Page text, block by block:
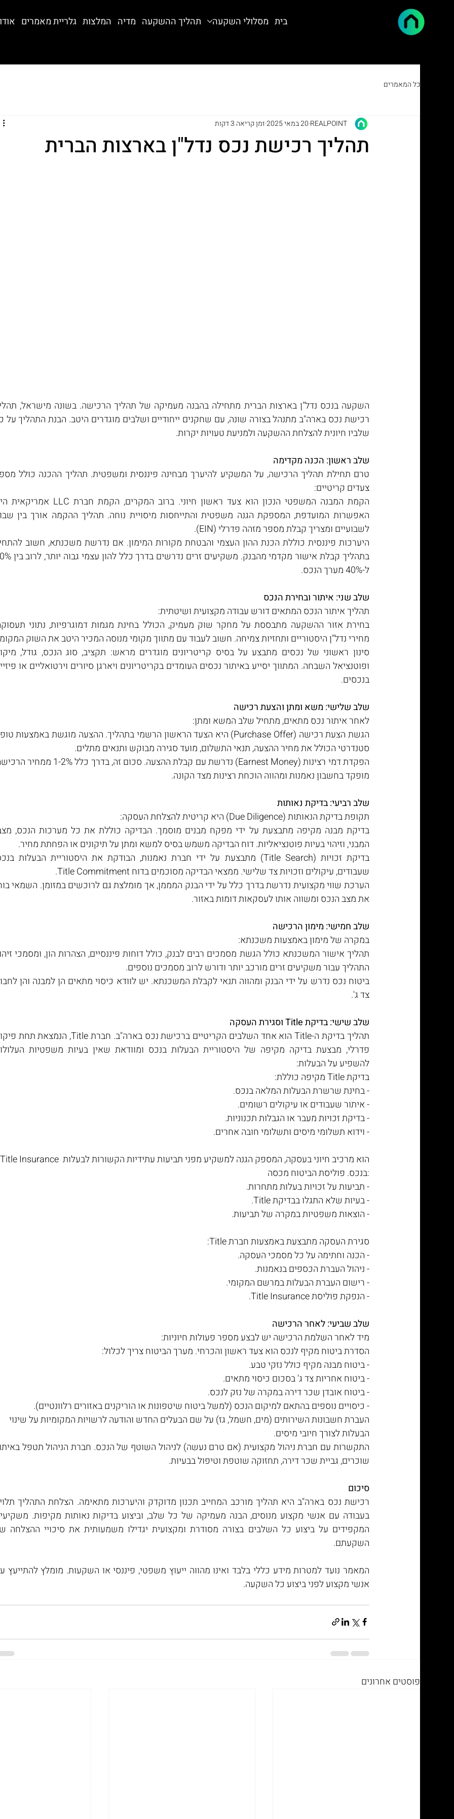
בית מסלולי השקעה תהליך ההשקעה מדיה המלצות גלריית מאמרים
כל המאמרים
תהליך רכישת נכס נדל"ן בארצות הברית
REALPOINT20 במאי 2025 זמן קריאה 3 דקות
שלביו חיונית להצלחת ההשקעה ולמניעת טעויות יקרות.
שלב ראשון: הכנה מקדימה
צעדים קריטיים:
לשבועיים ומצריך קבלת מספר מזהה פדרלי (EIN).
ל-40% מערך הנכס.
שלב שני: איתור ובחירת הנכס
תהליך איתור הנכס המתאים דורש עבודה מקצועית ושיטתית:
מחירי נדל"ן היסטוריים ותחזיות צמיחה. חשוב לעבוד עם מתווך מקומי מנוסה המכיר היטב את השוק
בנכסים.
שלב שלישי: משא ומתן והצעת רכישה
לאחר איתור נכס מתאים, מתחיל שלב המשא ומתן:
סטנדרטי הכולל את מחיר ההצעה, תנאי התשלום, מועד סגירה מבוקש ותנאים מתלים.
מופקד בחשבון נאמנות ומהווה הוכחת רצינות מצד הקונה.
שלב רביעי: בדיקת נאותות
תקופת בדיקת הנאותות (Due Diligence) היא קריטית להצלחת העסקה:
המבני, וזיהוי בעיות פוטנציאליות. דוח הבדיקה משמש בסיס למשא ומתן על תיקונים או הפחתת מחיר.
שעבודים, עיקולים וזכויות צד שלישי. ממצאי הבדיקה מסוכמים בדוח Title Commitment.
את מצב הנכס ומשווה אותו לעסקאות דומות באזור.
שלב חמישי: מימון הרכישה
במקרה של מימון באמצעות משכנתא:
התהליך עבור משקיעים זרים מורכב יותר ודורש לרוב מסמכים נוספים.
צד ג'.
שלב שישי: בדיקת Title וסגירת העסקה
להשפיע על הבעלות:
בדיקת Title מקיפה כוללת:
- בחינת שרשרת הבעלות המלאה בנכס.
- איתור שעבודים או עיקולים רשומים.
- בדיקת זכויות מעבר או הגבלות תכנוניות.
- וידוא תשלומי מיסים ותשלומי חובה אחרים.
Title Insurance הוא מרכיב חיוני בעסקה, המספק הגנה למשקיע מפני תביעות עתידיות הקשורות לבעלות
בנכס. פוליסת הביטוח מכסה:
- תביעות על זכויות בעלות מתחרות.
- בעיות שלא התגלו בבדיקת Title.
- הוצאות משפטיות במקרה של תביעות.
סגירת העסקה מתבצעת באמצעות חברת Title:
- הכנה וחתימה על כל מסמכי העסקה.
- ניהול העברת הכספים בנאמנות.
- רישום העברת הבעלות במרשם המקומי.
- הנפקת פוליסת Title Insurance.
שלב שביעי: לאחר הרכישה
מיד לאחר השלמת הרכישה יש לבצע מספר פעולות חיוניות:
הסדרת ביטוח מקיף לנכס הוא צעד ראשון והכרחי. מערך הביטוח צריך לכלול:
- ביטוח מבנה מקיף כולל נזקי טבע.
- ביטוח אחריות צד ג' בסכום כיסוי מתאים.
- ביטוח אובדן שכר דירה במקרה של נזק לנכס.
- כיסויים נוספים בהתאם למיקום הנכס (למשל ביטוח שיטפונות או הוריקנים באזורים רלוונטיים).
העברת חשבונות השירותים (מים, חשמל, גז) על שם הבעלים החדש והודעה לרשויות המקומיות על שינוי
הבעלות לצורך חיובי מיסים.
שוכרים, גביית שכר דירה, תחזוקה שוטפת וטיפול בבעיות.
סיכום
השקעתם.
אנשי מקצוע לפני ביצוע כל השקעה.
פוסטים אחרונים